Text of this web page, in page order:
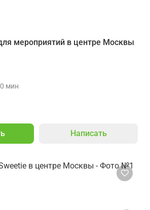
мероприятий в центре Москвы
мин
Написать